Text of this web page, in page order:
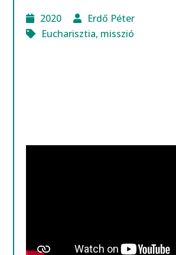
2020
Erdő Péter
Eucharisztia, misszió